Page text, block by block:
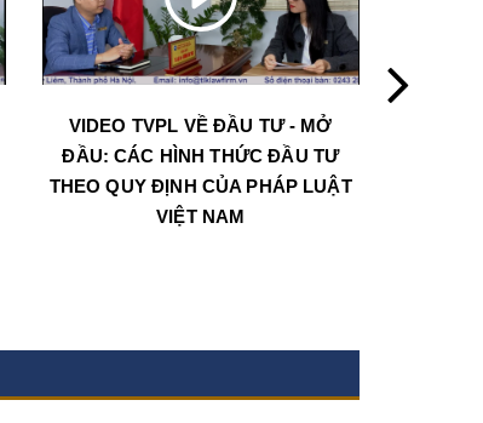
VIDEO TVPL VỀ ĐẦU TƯ - MỞ
ĐẦU: CÁC HÌNH THỨC ĐẦU TƯ
THEO QUY ĐỊNH CỦA PHÁP LUẬT
VIỆT NAM